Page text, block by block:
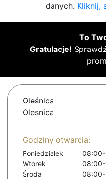
danych. Kliknij,
To
Gratulacje!
Oleśnica
Olesnica
Godziny otwarcia:
Poniedziałek
08:00-
Wtorek
08:00-
Środa
08:00-